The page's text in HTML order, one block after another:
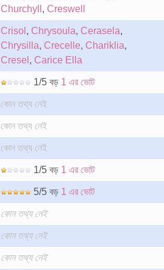
Churchyll , Creswell
Crisol , Chrysoula, Cerasela,
Chrysilla, Crecelle, Chariklia,
Cresel , Carice Ella
1/5 বড় 1 এর ভোট
কোন তথ্য নেই
কোন তথ্য নেই
কোন তথ্য নেই
1/5 বড় 1 এর ভোট
5/5 বড় 1 এর ভোট
কোন তথ্য নেই
কোন তথ্য নেই
কোন তথ্য নেই